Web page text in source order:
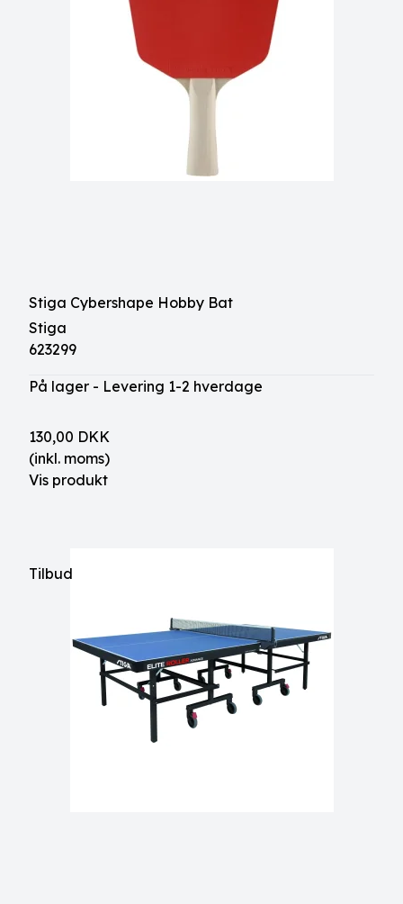
Stiga Cybershape Hobby Bat
Stiga
623299
På lager - Levering 1-2 hverdage
130,00 DKK
(inkl. moms)
Vis produkt
Tilbud